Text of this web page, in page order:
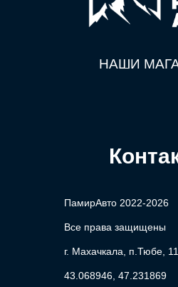
НАШИ
ПамирАвто 2022-2026
Все права защищены
г. Махачкала, п.Тюбе, 11
43.068946, 47.231869